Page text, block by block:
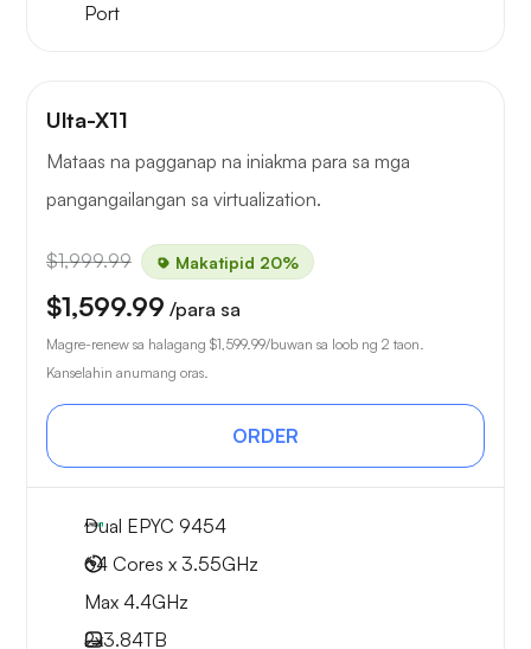
Port
Ulta-X11
Mataas na pagganap na iniakma para sa mga
pangangailangan sa virtualization.
$1,999.99 Makatipid 20%
$1,599.99 /para sa
Magre-renew sa halagang $1,599.99/buwan sa loob ng 2 taon.
Kanselahin anumang oras.
ORDER
Dual EPYC 9454
64 Cores x 3.55GHz
Max 4.4GHz
2x3.84TB